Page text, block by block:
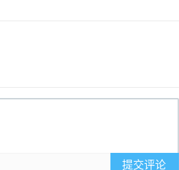
提交评论